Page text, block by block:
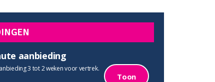
aanbieding
3 tot 2 weken voor vertrek.
Toon